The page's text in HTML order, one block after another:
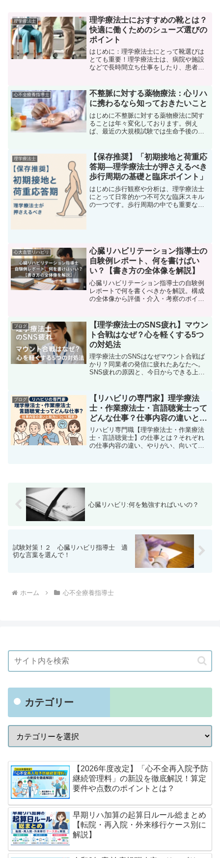
理学療法士
理学療法士におすすめの靴とは？
快適に働くためのシューズ選びの
ポイント
はじめに：理学療法士にとって靴選びは
とても重要！理学療法士は、病院や施設
などで長時間立ち仕事をしたり、患者さ
ため、靴の選び方によっては業務の快適
さや身体の負担に大きく影...
心不全療養指導士
不整脈に対する薬物療法：心リハ
に携わるなら知っておきたいこと
はじめに不整脈に対する薬物療法に関す
ることは年々変化しております。例え
ば、最近の大規模試験では生命予後の改
み式除細動器（ICD）を含む植込み型心臓
電気デバイスやカテーテ...
理学療法士
【保存推奨】「初期接地と荷重応
答期―理学療法士が押さえるべき
歩行周期の基礎と臨床ポイント」
はじめに歩行観察や分析は、理学療法士
にとって日常的かつ不可欠な臨床スキル
の一つです。歩行周期の中でも重要なも
心大血管リハビリ
心臓リハビリテーション指導士の
自験例レポート、何を書けばい
い？【書き方の全体像を解説】
心臓リハビリテーション指導士の自験例
レポートで何を書くべきかを解説。構成
の全体像から評価・介入・考察のポイン
ブログ
【理学療法士のSNS疲れ】マウン
ト合戦はなぜ？心を軽くする5つ
の対処法
理学療法士のSNSはなぜマウント合戦ば
かり？同業者の発信に疲れたあなたへ。
SNS疲れの原因と、今日からできる上手
ブログ
【リハビリの専門家】理学療法
士・作業療法士・言語聴覚士って
どんな仕事？仕事内容の違いと魅
力について解説！
リハビリ専門職【理学療法士・作業療法
士・言語聴覚士】の仕事とは？それぞれ
の仕事内容の違い、やりがい、向いてい
心臓リハビリ:何を勉強すればいいの？
試験対策！２ 心臓リハビリ指導士 適
切な言葉を選んで！
ホーム 心不全療養指導士
カテゴリー
【2026年度改定】「心不全再入院予防
継続管理料」の新設を徹底解説！算定
要件や点数のポイントとは？
早期リハ加算の起算日ルール総まとめ
【転院・再入院・外来移行ケース別に
解説】